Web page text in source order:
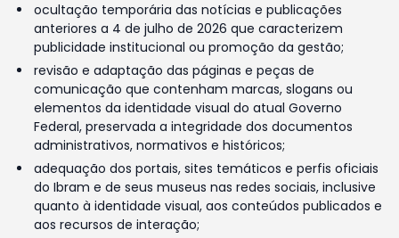
ocultação temporária das notícias e publicações
anteriores a 4 de julho de 2026 que caracterizem
publicidade institucional ou promoção da gestão;
revisão e adaptação das páginas e peças de
comunicação que contenham marcas, slogans ou
elementos da identidade visual do atual Governo
Federal, preservada a integridade dos documentos
administrativos, normativos e históricos;
adequação dos portais, sites temáticos e perfis oficiais
do Ibram e de seus museus nas redes sociais, inclusive
quanto à identidade visual, aos conteúdos publicados e
aos recursos de interação;